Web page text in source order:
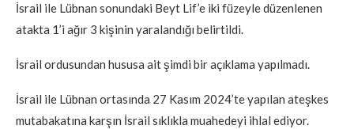
İsrail ile Lübnan sonundaki Beyt Lif’e iki füzeyle düzenlenen
atakta 1’i ağır 3 kişinin yaralandığı belirtildi.
İsrail ordusundan hususa ait şimdi bir açıklama yapılmadı.
İsrail ile Lübnan ortasında 27 Kasım 2024’te yapılan ateşkes
mutabakatına karşın İsrail sıklıkla muahedeyi ihlal ediyor.